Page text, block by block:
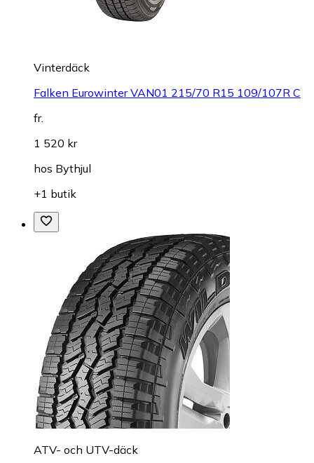
Vinterdäck
Falken Eurowinter VAN01 215/70 R15 109/107R C
fr.
1 520 kr
hos Bythjul
+1 butik
ATV- och UTV-däck